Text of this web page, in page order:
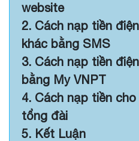
website
2. Cách nạp tiền
khác bằng SMS
3. Cách nạp tiền
bằng My VNPT
4. Cách nạp tiền
tổng đài
5. Kết Luận